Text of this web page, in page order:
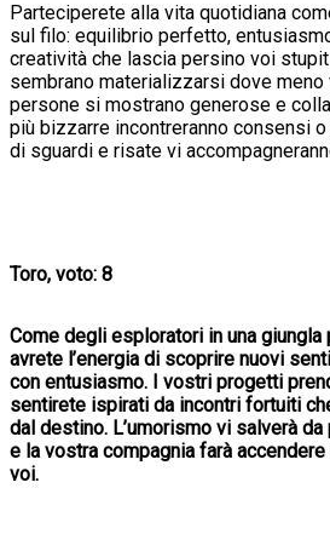
Parteciperete alla vita quotidiana
sul filo: equilibrio perfetto,
creatività che lascia persino voi
sembrano materializzarsi dove meno
persone si mostrano generose e
più bizzarre incontreranno consensi
di sguardi e risate vi
Toro, voto: 8
Come degli esploratori in una giungla
avrete l’energia di scoprire nuovi
con entusiasmo. I vostri progetti
sentirete ispirati da incontri fortuiti
dal destino. L’umorismo vi salverà
e la vostra compagnia farà
voi.